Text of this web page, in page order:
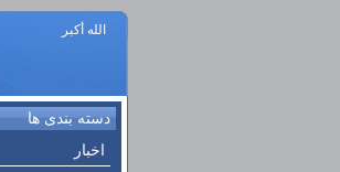
الله أكبر
دسته بندی ها
اخبار